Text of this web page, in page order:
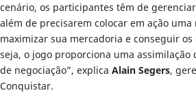
cenário, os participantes têm de
além de precisarem colocar em ação
maximizar sua mercadoria e conseguir
seja, o jogo proporciona uma assimilação
de negociação”, explica Alain Segers,
Conquistar.